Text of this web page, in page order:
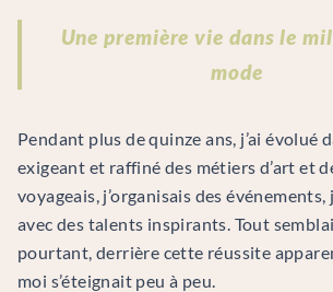
Une première vie dans le
mode
Pendant plus de quinze ans, j’ai évolué
exigeant et raffiné des métiers d’art et
voyageais, j’organisais des
avec des talents inspirants. Tout
pourtant, derrière cette réussite
moi s’éteignait peu à peu.